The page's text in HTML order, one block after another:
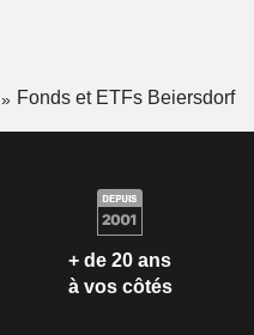
Fonds et ETFs Beiersdorf
+ de 20 ans
à vos côtés